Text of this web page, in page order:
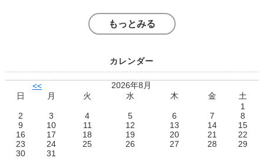
もっとみる
カレンダー
<<
2026年8月
日
月 火 水 木 金
土
1
2
3 4 5 6 7
8
9
10 11 12 13 14
15
16
17 18 19 20 21
22
23
24 25 26 27 28
29
30
31